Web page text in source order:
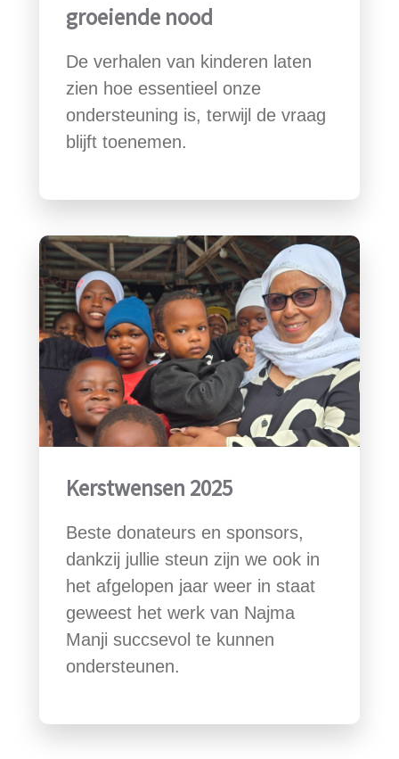
groeiende nood
De verhalen van kinderen laten
zien hoe essentieel onze
ondersteuning is, terwijl de vraag
blijft toenemen.
Kerstwensen 2025
Beste donateurs en sponsors,
dankzij jullie steun zijn we ook in
het afgelopen jaar weer in staat
geweest het werk van Najma
Manji succsevol te kunnen
ondersteunen.